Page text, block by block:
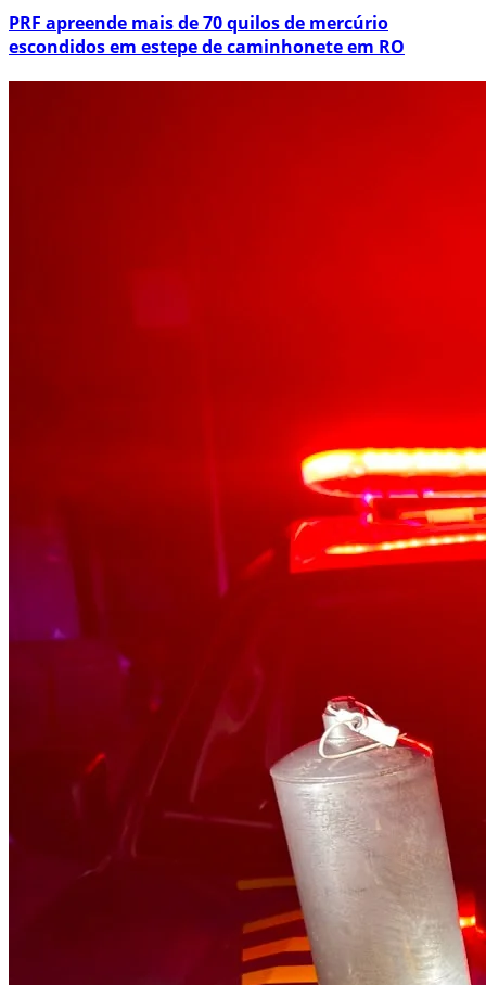
PRF apreende mais de 70 quilos de mercúrio
escondidos em estepe de caminhonete em RO